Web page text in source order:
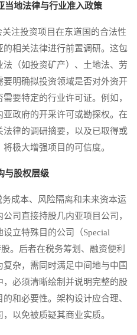
当地法律与行业准入政策
注投资项目在东道国的合法性
相关法律进行前置调研。这包
（如投资矿产）、土地法、劳
明确拟投资领域是否对外资开
要特定的行业许可证。例如，
政府的开采许可或勘探权。在
律的调研摘要，以及已取得或
极大增强项目的可信度。
与股权层级
成本、风险隔离和未来资本运
司直接持股几内亚项目公司，
立特殊目的公司（Special
。后者在税务筹划、融资便利
杂，需同时满足中间地与中国
必须清晰绘制并说明完整的股
和必要性。架构设计应合理、
以免被质疑其商业实质。